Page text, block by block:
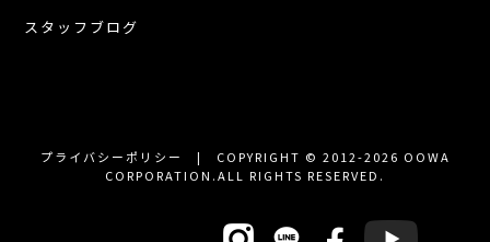
スタッフブログ
プライバシーポリシー
| COPYRIGHT © 2012-2026 OOWA
CORPORATION.ALL RIGHTS RESERVED.